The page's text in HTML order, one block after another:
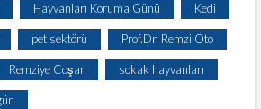
Hayvanları Koruma Günü Kedi
pet sektörü Prof.Dr. Remzi Oto
Remziye Coşar sokak hayvanları